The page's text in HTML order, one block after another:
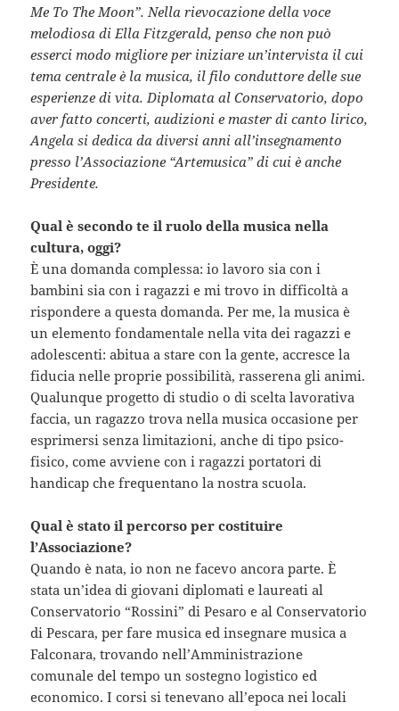
Me To The Moon”. Nella rievocazione della voce
melodiosa di Ella Fitzgerald, penso che non può
esserci modo migliore per iniziare un’intervista il cui
tema centrale è la musica, il filo conduttore delle sue
esperienze di vita. Diplomata al Conservatorio, dopo
aver fatto concerti, audizioni e master di canto lirico,
Angela si dedica da diversi anni all’insegnamento
presso l’Associazione “Artemusica” di cui è anche
Presidente.
Qual è secondo te il ruolo della musica nella
cultura, oggi?
È una domanda complessa: io lavoro sia con i
bambini sia con i ragazzi e mi trovo in difficoltà a
rispondere a questa domanda. Per me, la musica è
un elemento fondamentale nella vita dei ragazzi e
adolescenti: abitua a stare con la gente, accresce la
fiducia nelle proprie possibilità, rasserena gli animi.
Qualunque progetto di studio o di scelta lavorativa
faccia, un ragazzo trova nella musica occasione per
esprimersi senza limitazioni, anche di tipo psico-
fisico, come avviene con i ragazzi portatori di
handicap che frequentano la nostra scuola.
Qual è stato il percorso per costituire
l’Associazione?
Quando è nata, io non ne facevo ancora parte. È
stata un’idea di giovani diplomati e laureati al
Conservatorio “Rossini” di Pesaro e al Conservatorio
di Pescara, per fare musica ed insegnare musica a
Falconara, trovando nell’Amministrazione
comunale del tempo un sostegno logistico ed
economico. I corsi si tenevano all’epoca nei locali